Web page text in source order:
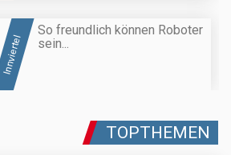
Innviertel
So freundlich können Roboter
sein...
TOPTHEMEN